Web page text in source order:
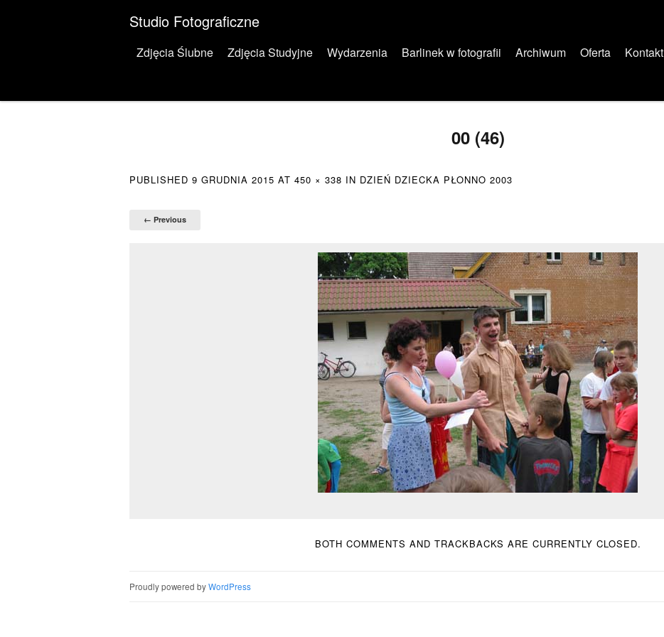
Studio Fotograficzne
Menu
Skip to content
Zdjęcia Ślubne Zdjęcia Studyjne Wydarzenia Barlinek w fotografii Archiwum Oferta Kontakt
00 (46)
PUBLISHED 9 GRUDNIA 2015 AT 450 × 338 IN DZIEŃ DZIECKA PŁONNO 2003
← Previous
BOTH COMMENTS AND TRACKBACKS ARE CURRENTLY CLOSED.
Proudly powered byWordPress